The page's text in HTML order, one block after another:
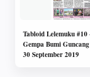
Tabloid Lelemuku #10
Gempa Bumi
30 September 2019